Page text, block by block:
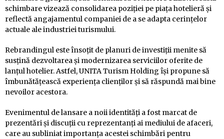
schimbare vizează consolidarea poziției pe piața hotelieră și
reflectă angajamentul companiei de a se adapta cerințelor
actuale ale industriei turismului.
Rebrandingul este însoțit de planuri de investiții menite să
susțină dezvoltarea și modernizarea serviciilor oferite de
lanțul hotelier. Astfel, UNITA Turism Holding își propune să
îmbunătățească experiența clienților și să răspundă mai bine
nevoilor acestora.
Evenimentul de lansare a noii identități a fost marcat de
prezentări și discuții cu reprezentanți ai mediului de afaceri,
care au subliniat importanța acestei schimbări pentru